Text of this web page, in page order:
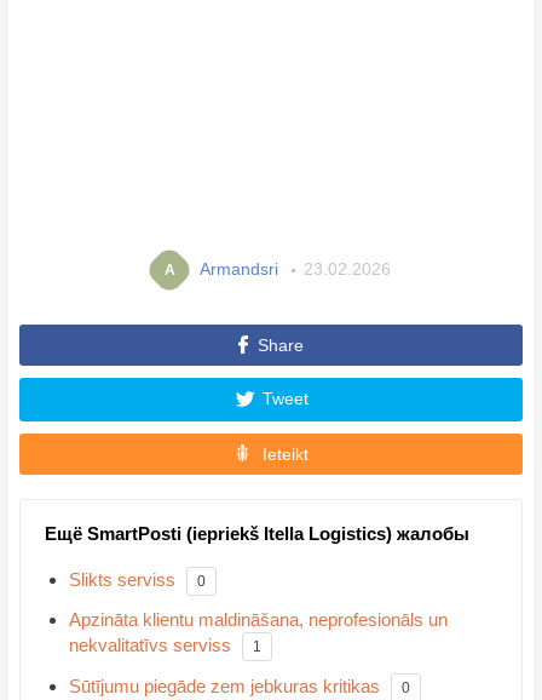
A Armandsri 23.02.2026
Share
Tweet
Ieteikt
Ещё SmartPosti (iepriekš Itella Logistics) жалобы
Slikts serviss 0
Apzināta klientu maldināšana, neprofesionāls un
nekvalitatīvs serviss
1
Sūtījumu piegāde zem jebkuras kritikas 0